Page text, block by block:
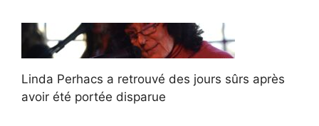
Linda Perhacs a retrouvé des jours sûrs après
avoir été portée disparue